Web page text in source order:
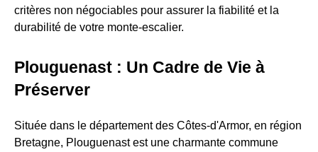
critères non négociables pour assurer la fiabilité et la
durabilité de votre monte-escalier.
Plouguenast : Un Cadre de Vie à
Préserver
Située dans le département des Côtes-d'Armor, en région
Bretagne, Plouguenast est une charmante commune